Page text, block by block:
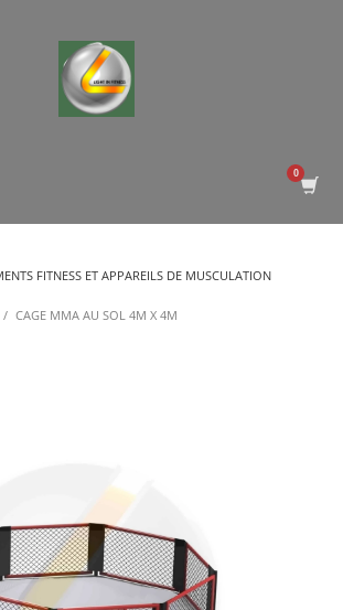
FITNESS ET APPAREILS DE MUSCULATION
CAGE MMA AU SOL 4M X 4M